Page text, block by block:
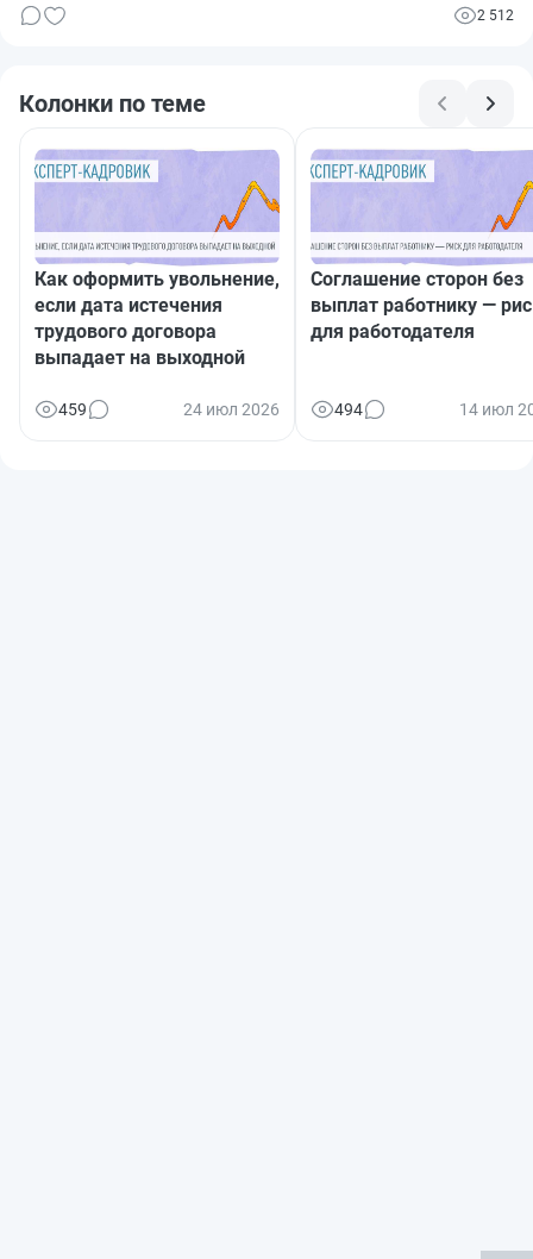
2 512
Колонки по теме
Как оформить увольнение,
если дата истечения
трудового договора
выпадает на выходной
459 24 июл 2026
Соглашение сторон без
выплат работнику —
для работодателя
494 14 июл